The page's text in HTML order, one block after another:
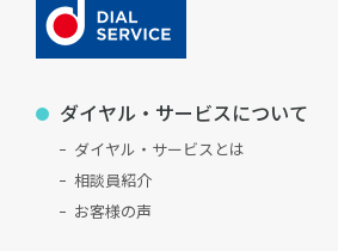
ダイヤル・サービスについて
ダイヤル・サービスとは
相談員紹介
お客様の声